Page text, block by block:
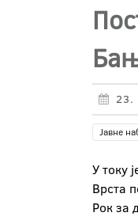
23.
Јавне
У току
Врста
Рок за